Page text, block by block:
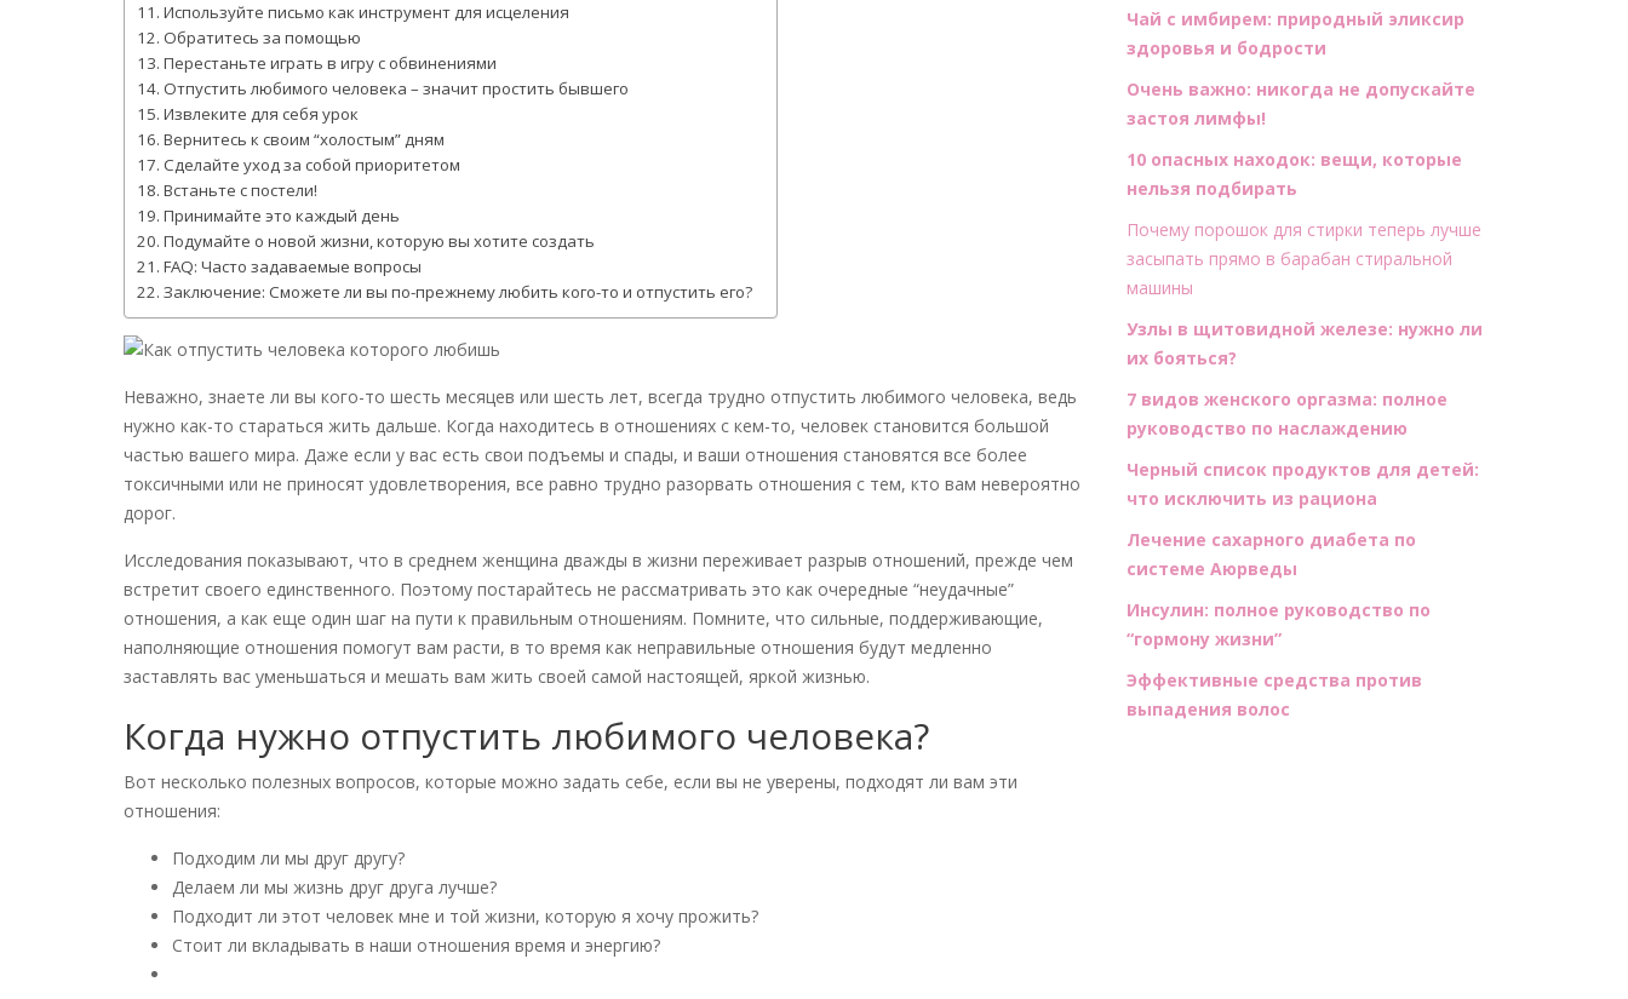
Используйте письмо как инструмент для исцеления
Обратитесь за помощью
Перестаньте играть в игру с обвинениями
Отпустить любимого человека – значит простить бывшего
Извлеките для себя урок
Вернитесь к своим “холостым” дням
Сделайте уход за собой приоритетом
Встаньте с постели!
Принимайте это каждый день
Подумайте о новой жизни, которую вы хотите создать
FAQ: Часто задаваемые вопросы
Заключение: Сможете ли вы по-прежнему любить кого-то и отпустить его?
Неважно, знаете ли вы кого-то шесть месяцев или шесть лет, всегда трудно отпустить любимого человека, ведь
нужно как-то стараться жить дальше. Когда находитесь в отношениях с кем-то, человек становится большой
частью вашего мира. Даже если у вас есть свои подъемы и спады, и ваши отношения становятся все более
токсичными или не приносят удовлетворения, все равно трудно разорвать отношения с тем, кто вам невероятно
дорог.
Исследования показывают, что в среднем женщина дважды в жизни переживает разрыв отношений, прежде чем
встретит своего единственного. Поэтому постарайтесь не рассматривать это как очередные “неудачные”
отношения, а как еще один шаг на пути к правильным отношениям. Помните, что сильные, поддерживающие,
наполняющие отношения помогут вам расти, в то время как неправильные отношения будут медленно
заставлять вас уменьшаться и мешать вам жить своей самой настоящей, яркой жизнью.
Когда нужно отпустить любимого человека?
Вот несколько полезных вопросов, которые можно задать себе, если вы не уверены, подходят ли вам эти
отношения:
Подходим ли мы друг другу?
Делаем ли мы жизнь друг друга лучше?
Подходит ли этот человек мне и той жизни, которую я хочу прожить?
Стоит ли вкладывать в наши отношения время и энергию?
Чай с имбирем: природный эликсир
здоровья и бодрости
Очень важно: никогда не допускайте
застоя лимфы!
10 опасных находок: вещи, которые
нельзя подбирать
Почему порошок для стирки теперь лучше
засыпать прямо в барабан стиральной
машины
Узлы в щитовидной железе: нужно ли
их бояться?
7 видов женского оргазма: полное
руководство по наслаждению
Черный список продуктов для детей:
что исключить из рациона
Лечение сахарного диабета по
системе Аюрведы
Инсулин: полное руководство по
“гормону жизни”
Эффективные средства против
выпадения волос